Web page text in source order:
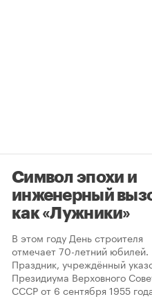
Символ эпохи и
инженерный
как «Лужники»
стали символом
Дня строителя
В этом году День строителя
отмечает 70-летний юбилей.
Праздник, учреждённый
Президиума Верховного
СССР от 6 сентября 1955